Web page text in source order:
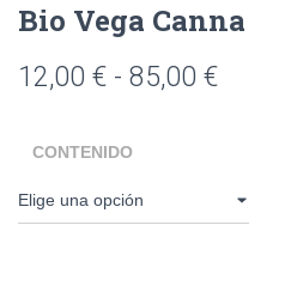
Bio Vega Canna
12,00 € - 85,00 €
CONTENIDO